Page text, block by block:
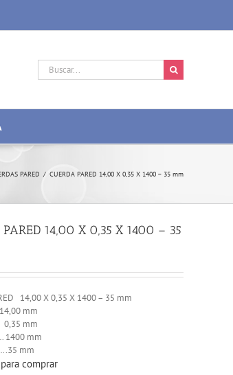
Buscar:
PARED / CUERDA PARED 14,00 X 0,35 X 1400 – 35 mm
PARED 14,00 X 0,35 X 1400 – 35
14,00 X 0,35 X 1400 – 35 mm
mm
0,35 mm
1400 mm
mm
comprar